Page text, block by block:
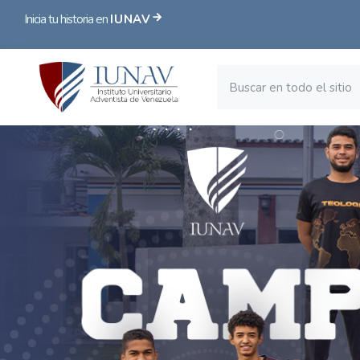
Inicia tu historia en IUNAV
Blocks